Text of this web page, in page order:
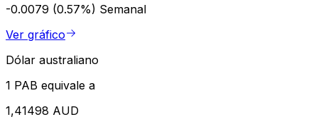
-0.0079 (0.57%) Semanal
Ver gráfico
Dólar australiano
1 PAB equivale a
1,41498 AUD